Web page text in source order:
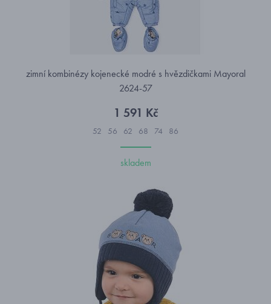
zimní kombinézy kojenecké modré s hvězdičkami Mayoral
2624-57
1 591 Kč
52 56 62 68 74 86
skladem